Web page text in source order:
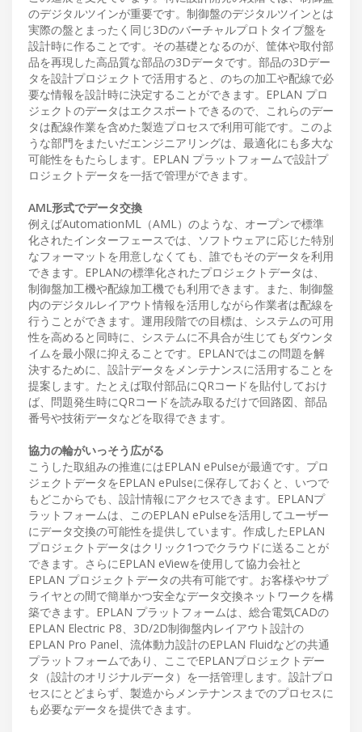
のデジタルツインが重要です。制御盤のデジタルツインとは
実際の盤とまったく同じ3Dのバーチャルプロトタイプ盤を
設計時に作ることです。その基礎となるのが、筐体や取付部
品を再現した高品質な部品の3Dデータです。部品の3Dデー
タを設計プロジェクトで活用すると、のちの加工や配線で必
要な情報を設計時に決定することができます。EPLAN プロ
ジェクトのデータはエクスポートできるので、これらのデー
タは配線作業を含めた製造プロセスで利用可能です。このよ
うな部門をまたいだエンジニアリングは、最適化にも多大な
可能性をもたらします。EPLAN プラットフォームで設計プ
ロジェクトデータを一括で管理ができます。
AML形式でデータ交換
例えばAutomationML（AML）のような、オープンで標準
化されたインターフェースでは、ソフトウェアに応じた特別
なフォーマットを用意しなくても、誰でもそのデータを利用
できます。EPLANの標準化されたプロジェクトデータは、
制御盤加工機や配線加工機でも利用できます。また、制御盤
内のデジタルレイアウト情報を活用しながら作業者は配線を
行うことができます。運用段階での目標は、システムの可用
性を高めると同時に、システムに不具合が生じてもダウンタ
イムを最小限に抑えることです。EPLANではこの問題を解
決するために、設計データをメンテナンスに活用することを
提案します。たとえば取付部品にQRコードを貼付しておけ
ば、問題発生時にQRコードを読み取るだけで回路図、部品
番号や技術データなどを取得できます。
協力の輪がいっそう広がる
こうした取組みの推進にはEPLAN ePulseが最適です。プロ
ジェクトデータをEPLAN ePulseに保存しておくと、いつで
もどこからでも、設計情報にアクセスできます。EPLANプ
ラットフォームは、このEPLAN ePulseを活用してユーザー
にデータ交換の可能性を提供しています。作成したEPLAN
プロジェクトデータはクリック1つでクラウドに送ることが
できます。さらにEPLAN eViewを使用して協力会社と
EPLAN プロジェクトデータの共有可能です。お客様やサプ
ライヤとの間で簡単かつ安全なデータ交換ネットワークを構
築できます。EPLAN プラットフォームは、総合電気CADの
EPLAN Electric P8、3D/2D制御盤内レイアウト設計の
EPLAN Pro Panel、流体動力設計のEPLAN Fluidなどの共通
プラットフォームであり、ここでEPLANプロジェクトデー
タ（設計のオリジナルデータ）を一括管理します。設計プロ
セスにとどまらず、製造からメンテナンスまでのプロセスに
も必要なデータを提供できます。